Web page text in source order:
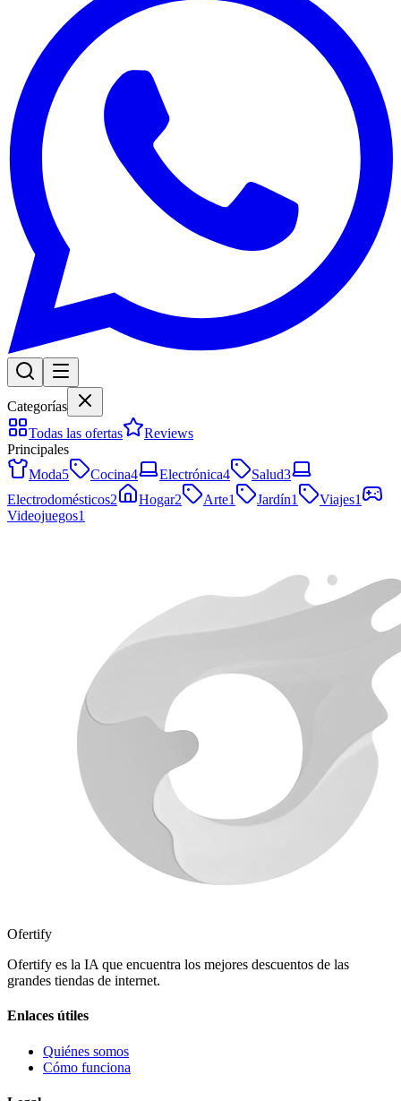
Categorías
Todas las ofertas
Reviews
Principales
Moda5 Cocina4 Electrónica4 Salud3
Electrodomésticos2 Hogar2 Arte1 Jardín1 Viajes1
Videojuegos1
Ofertify
Ofertify es la IA que encuentra los mejores descuentos de las
grandes tiendas de internet.
Enlaces útiles
Quiénes somos
Cómo funciona